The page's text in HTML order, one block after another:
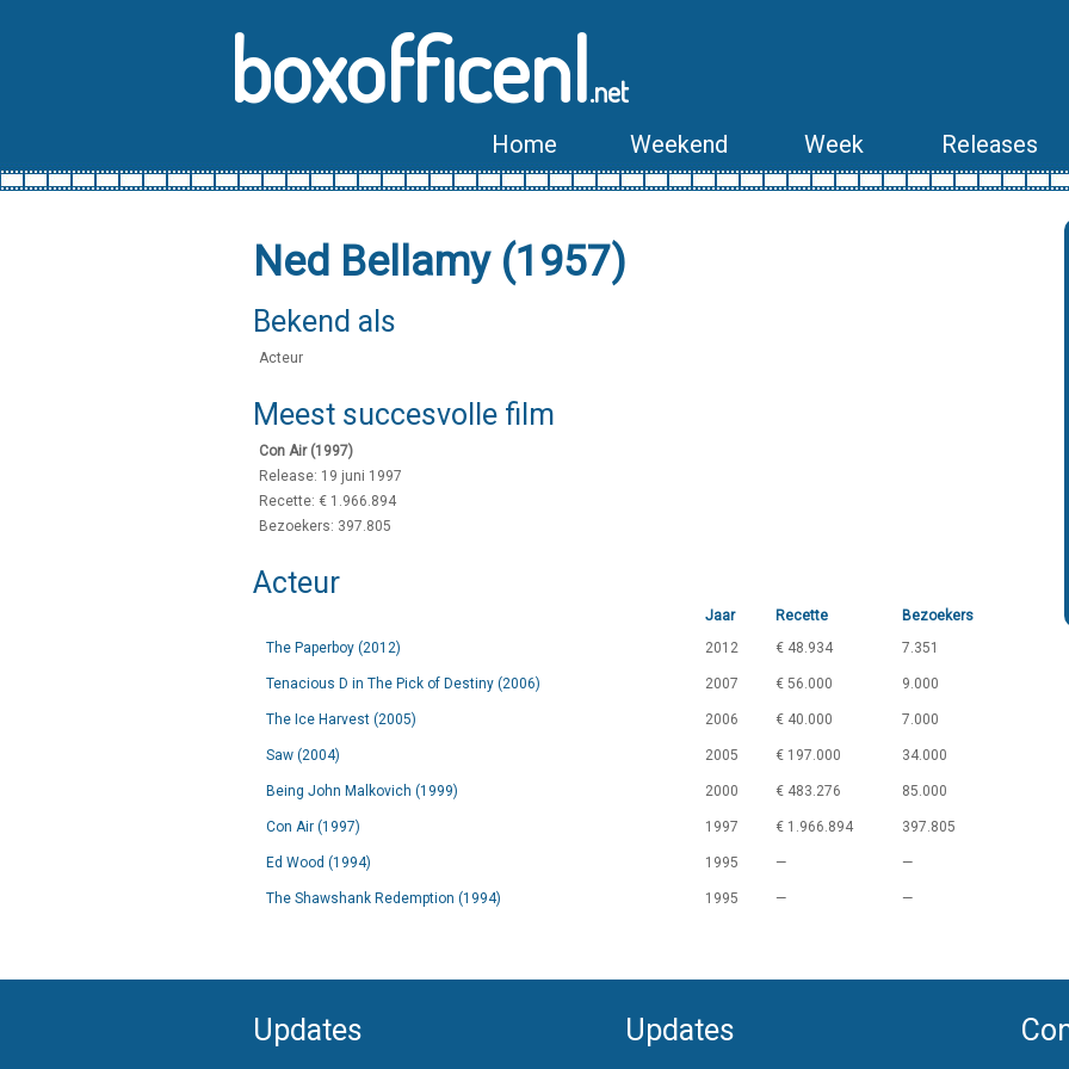
boxofficenl.net
Home Weekend Week Releases
Ned Bellamy (1957)
Bekend als
Acteur
Meest succesvolle film
Con Air (1997)
Release: 19 juni 1997
Recette: € 1.966.894
Bezoekers: 397.805
Acteur
Jaar Recette
Bezoekers
The Paperboy (2012)
2012 € 48.934 7.351
Tenacious D in The Pick of Destiny (2006) 2007 € 56.000 9.000
The Ice Harvest (2005) 2006 € 40.000 7.000
Saw (2004) 2005 € 197.000 34.000
Being John Malkovich (1999) 2000 € 483.276 85.000
Con Air (1997) 1997 € 1.966.894 397.805
Ed Wood (1994) 1995 — —
The Shawshank Redemption (1994) 1995 — —
Updates Updates